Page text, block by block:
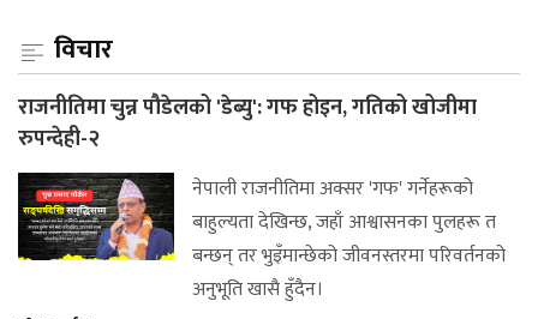
विचार
राजनीतिमा चुन्न पौडेलको 'डेब्यु': गफ होइन, गतिको खोजीमा
रुपन्देही-२
नेपाली राजनीतिमा अक्सर 'गफ' गर्नेहरूको
बाहुल्यता देखिन्छ, जहाँ आश्वासनका पुलहरू त
बन्छन् तर भुइँमान्छेको जीवनस्तरमा परिवर्तनको
अनुभूति खासै हुँदैन।